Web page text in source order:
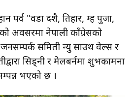
पर्व "वडा दशै, तिहार, म्ह पुजा,
अवसरमा नेपाली काँग्रेसको
समिती न्यु साउथ वेल्स र
सिड्नी र मेलबर्नमा शुभकामना
भएको छ ।